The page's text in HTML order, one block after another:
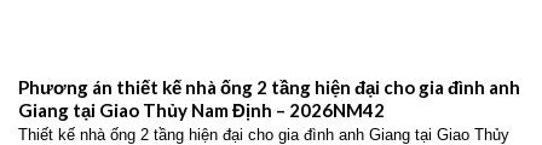
Phương án thiết kế nhà ống 2 tầng hiện đại cho gia đình anh
Giang tại Giao Thủy Nam Định – 2026NM42
Thiết kế nhà ống 2 tầng hiện đại cho gia đình anh Giang tại Giao Thủy